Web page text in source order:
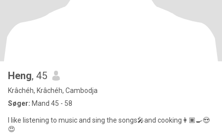
Heng, 45
Krâchéh, Krâchéh, Cambodja
Søger: Mand 45 - 58
I like listening to music and sing the songs🎤and cooking👩🏿‍🍳😍
😍